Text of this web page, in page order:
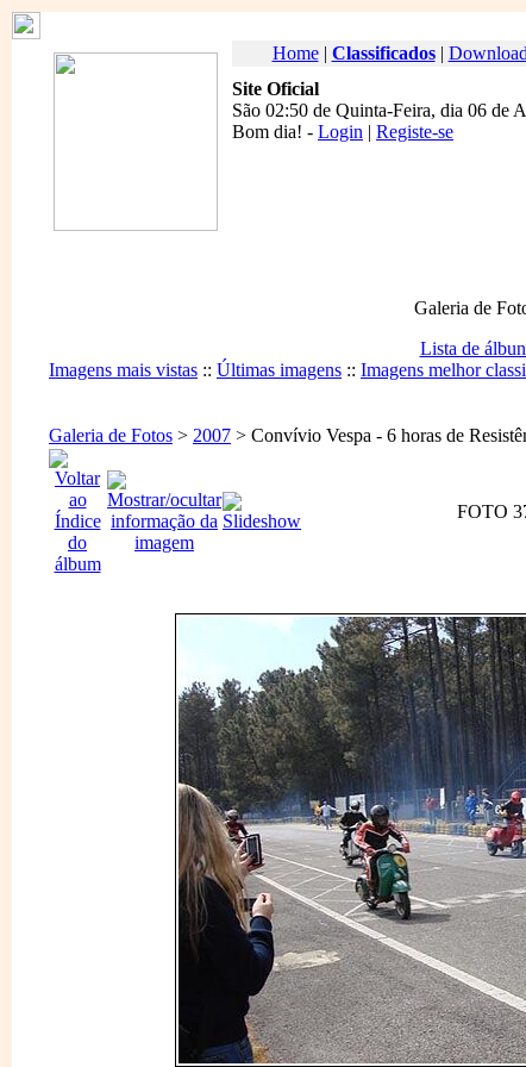
Home| Classificados|
Site Oficial
São 02:50 de Quinta-Feira, dia 06 de
Bom dia! - Login | Registe-se
Galeria de
Lista de
Imagens mais vistas :: Últimas imagens :: Imagens melhor
Galeria de Fotos > 2007 > Convívio Vespa - 6 horas de
FOTO